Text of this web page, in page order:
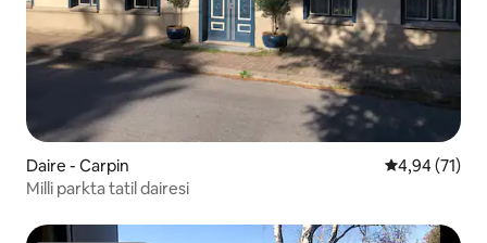
Daire - Carpin 5 üzerinden
4,94 (71)
Milli parkta tatil dairesi